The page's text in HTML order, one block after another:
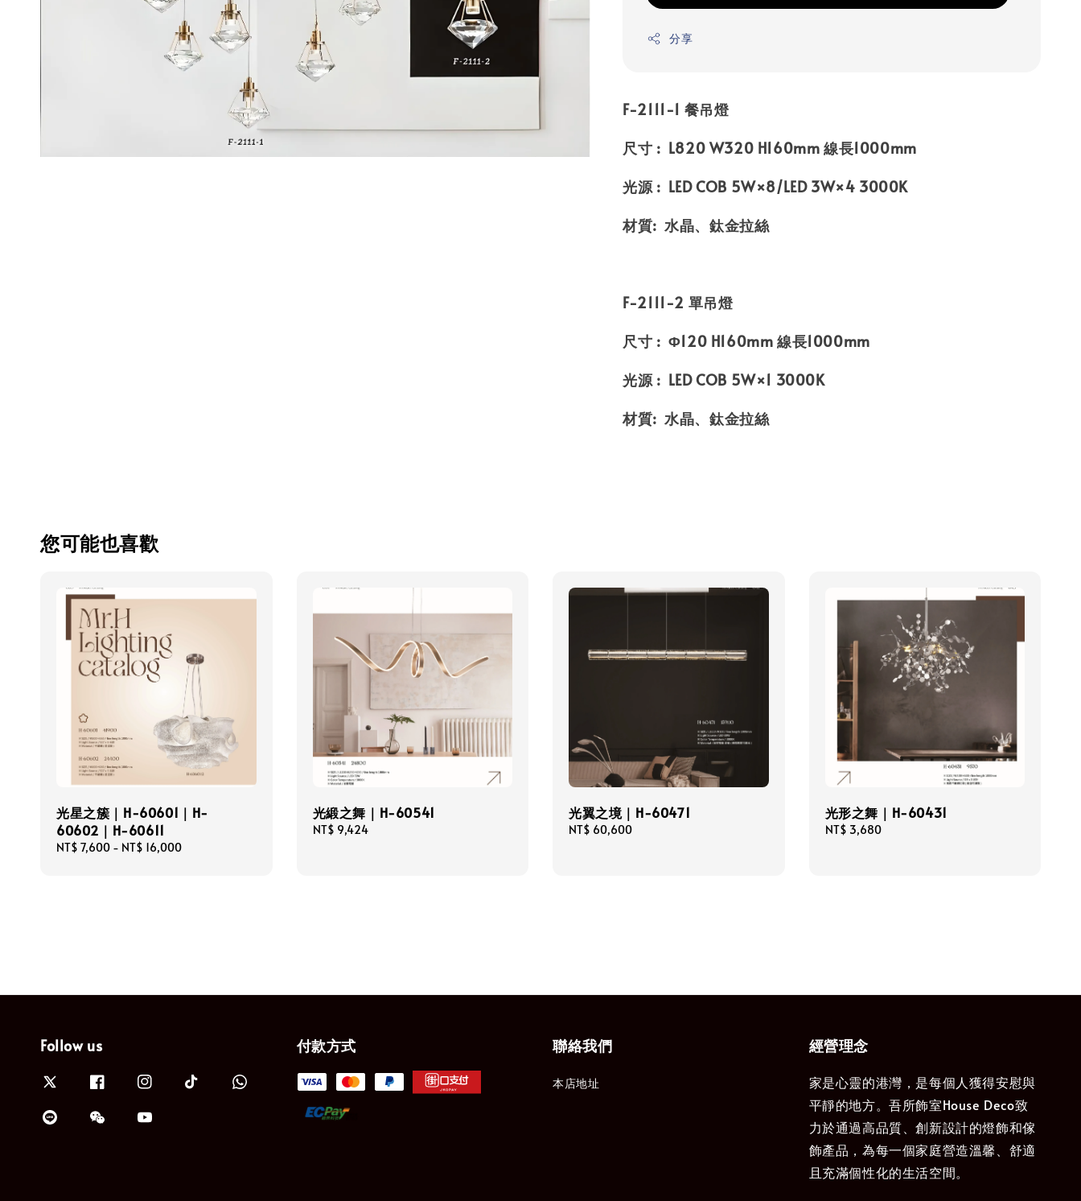
分享
F-2111-1 餐吊燈
尺寸 : L820 W320 H160mm 線長1000mm
光源 : LED COB 5W×8/LED 3W×4 3000K
材質: 水晶、鈦金拉絲
F-2111-2 單吊燈
尺寸 : Φ120 H160mm 線長1000mm
光源 : LED COB 5W×1 3000K
材質: 水晶、鈦金拉絲
您可能也喜歡
光星之簇｜H-60601｜H-
60602｜H-60611
Regular
NT$ 7,600 - NT$ 16,000
光緞之舞｜H-60541
Regular
NT$ 9,424
光翼之境｜H-60471
Regular
NT$ 60,600
光形之舞｜H-60431
Regular
NT$ 3,680
Follow us 付款方式 聯絡我們
本店地址
經營理念
家是心靈的港灣，是每個人獲得安慰與
平靜的地方。吾所飾室House Deco致
力於通過高品質、創新設計的燈飾和傢
飾產品，為每一個家庭營造溫馨、舒適
且充滿個性化的生活空間。